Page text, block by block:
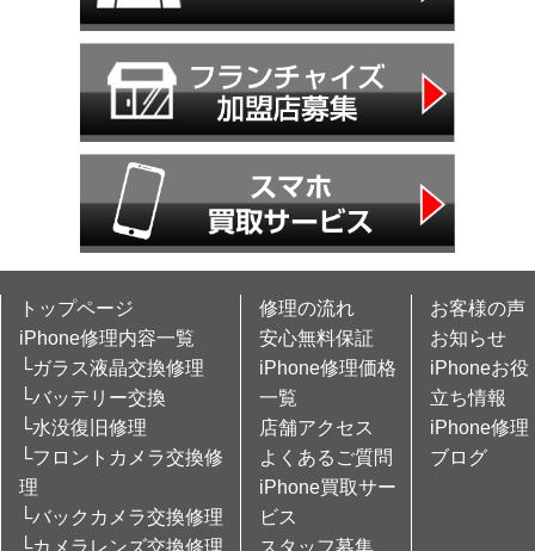
トップページ
iPhone修理内容一覧
└ガラス液晶交換修理
└バッテリー交換
└水没復旧修理
└フロントカメラ交換修
理
└バックカメラ交換修理
修理の流れ
安心無料保証
iPhone修理価格
一覧
店舗アクセス
よくあるご質問
iPhone買取サー
ビス
お客様の声
お知らせ
iPhoneお役
立ち情報
iPhone修理
ブログ